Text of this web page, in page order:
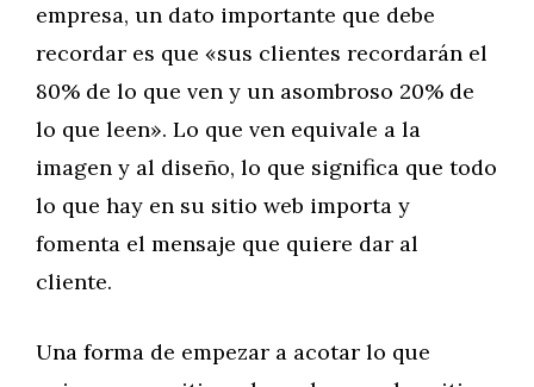
empresa, un dato importante que debe
recordar es que «sus clientes recordarán el
80% de lo que ven y un asombroso 20% de
lo que leen». Lo que ven equivale a la
imagen y al diseño, lo que significa que todo
lo que hay en su sitio web importa y
fomenta el mensaje que quiere dar al
cliente.
Una forma de empezar a acotar lo que